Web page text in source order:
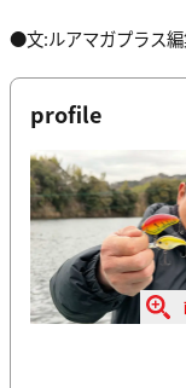
●文:ルアマガプラス
profile